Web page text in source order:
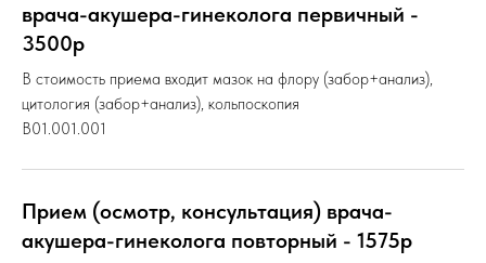
врача-акушера-гинеколога первичный -
3500р
В стоимость приема входит мазок на флору (забор+анализ),
цитология (забор+анализ), кольпоскопия
B01.001.001
Прием (осмотр, консультация) врача-
акушера-гинеколога повторный - 1575р